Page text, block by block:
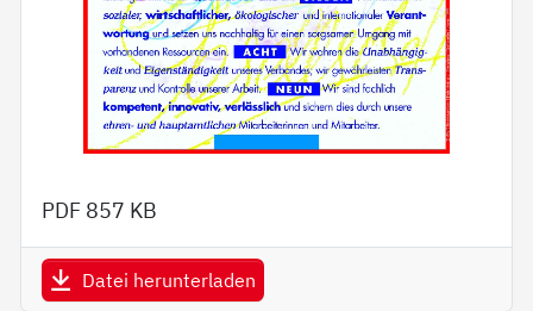
PDF 857 KB
Datei herunterladen